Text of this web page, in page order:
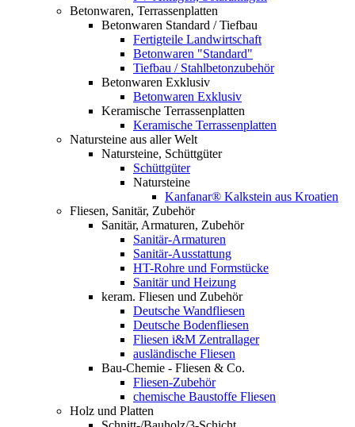
Betonwaren, Terrassenplatten
Betonwaren Standard / Tiefbau
Fertigteile Landwirtschaft
Betonwaren "Standard"
Tiefbau / Stahlbetonzubehör
Betonwaren Exklusiv
Betonwaren Exklusiv
Keramische Terrassenplatten
Keramische Terrassenplatten
Natursteine aus aller Welt
Natursteine, Schüttgüter
Schüttgüter
Natursteine
Kanfanar® Kalkstein aus Kroatien
Fliesen, Sanitär, Zubehör
Sanitär, Armaturen, Zubehör
Sanitär-Armaturen
Sanitär-Ausstattung
HT-Rohre und Formstücke
Sanitär und Heizung
keram. Fliesen und Zubehör
Deutsche Wandfliesen
Deutsche Bodenfliesen
Fliesen i&M Zentrallager
ausländische Fliesen
Bau-Chemie - Fliesen & Co.
Fliesen-Zubehör
chemische Baustoffe Fliesen
Holz und Platten